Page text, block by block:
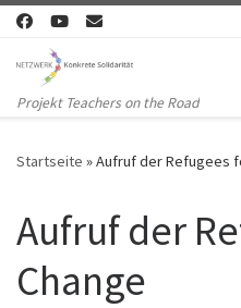
Zum Inhalt springen
Projekt Teachers on the Road
Startseite »Aufruf der Refugees
Aufruf der
Change